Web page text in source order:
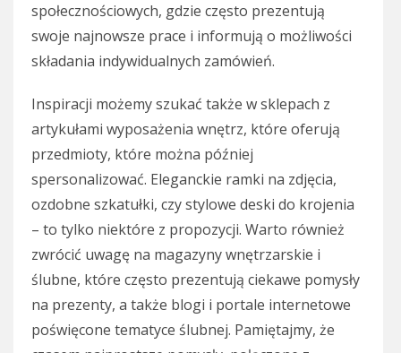
społecznościowych, gdzie często prezentują
swoje najnowsze prace i informują o możliwości
składania indywidualnych zamówień.
Inspiracji możemy szukać także w sklepach z
artykułami wyposażenia wnętrz, które oferują
przedmioty, które można później
spersonalizować. Eleganckie ramki na zdjęcia,
ozdobne szkatułki, czy stylowe deski do krojenia
– to tylko niektóre z propozycji. Warto również
zwrócić uwagę na magazyny wnętrzarskie i
ślubne, które często prezentują ciekawe pomysły
na prezenty, a także blogi i portale internetowe
poświęcone tematyce ślubnej. Pamiętajmy, że